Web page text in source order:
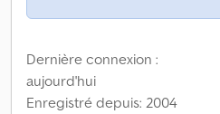
Dernière connexion :
aujourd'hui
Enregistré depuis: 2004